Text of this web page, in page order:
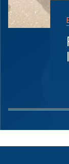
1
8